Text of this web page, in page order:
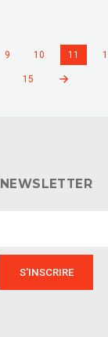
9 10 11
15
NEWSLETTER